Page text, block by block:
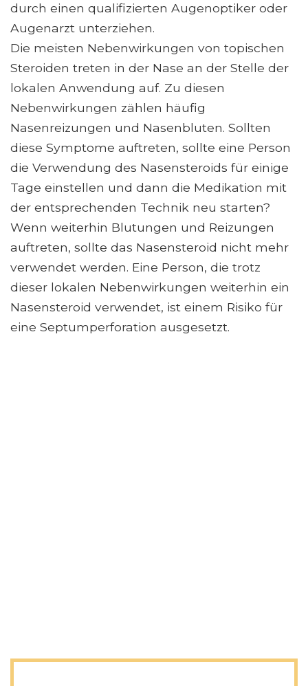
durch einen qualifizierten Augenoptiker oder
Augenarzt unterziehen.
Die meisten Nebenwirkungen von topischen
Steroiden treten in der Nase an der Stelle der
lokalen Anwendung auf. Zu diesen
Nebenwirkungen zählen häufig
Nasenreizungen und Nasenbluten. Sollten
diese Symptome auftreten, sollte eine Person
die Verwendung des Nasensteroids für einige
Tage einstellen und dann die Medikation mit
der entsprechenden Technik neu starten?
Wenn weiterhin Blutungen und Reizungen
auftreten, sollte das Nasensteroid nicht mehr
verwendet werden. Eine Person, die trotz
dieser lokalen Nebenwirkungen weiterhin ein
Nasensteroid verwendet, ist einem Risiko für
eine Septumperforation ausgesetzt.